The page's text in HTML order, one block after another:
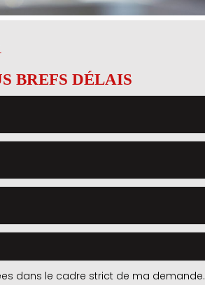
BREFS DÉLAIS
dans le cadre strict de ma demande.